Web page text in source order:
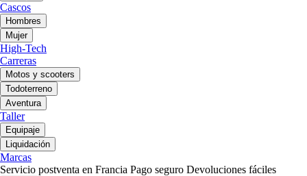
Cascos
Hombres
Mujer
High-Tech
Carreras
Motos y scooters
Todoterreno
Aventura
Taller
Equipaje
Liquidación
Marcas
Servicio postventa en Francia Pago seguro Devoluciones fáciles